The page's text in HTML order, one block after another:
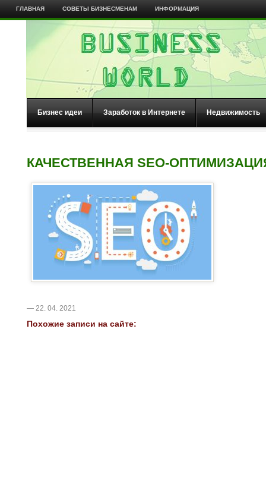
ГЛАВНАЯ СОВЕТЫ БИЗНЕСМЕНАМ ИНФОРМАЦИЯ
Бизнес идеи Заработок в Интернете Недвижимость
КАЧЕСТВЕННАЯ SEO-
— 22. 04. 2021
Похожие записи на сайте: